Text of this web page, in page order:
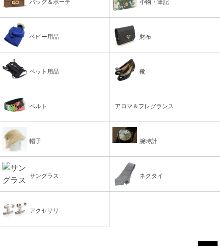
バッグ＆ポーチ 小物・筆記
ベビー用品 財布
ペット用品 靴
ベルト アロマ＆フレグランス
帽子 腕時計
サングラス ネクタイ
アクセサリ